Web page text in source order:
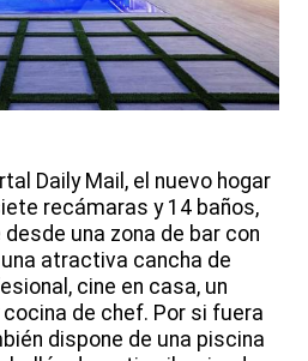
Daily Mail, el nuevo hogar
recámaras y 14 baños,
una zona de bar con
atractiva cancha de
cine en casa, un
de chef. Por si fuera
dispone de una piscina